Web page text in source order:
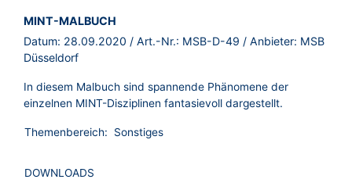
BROSCHÜRE:
MINT-MALBUCH
Datum: 28.09.2020 / Art.-Nr.: MSB-D-49 / Anbieter: MSB
Düsseldorf
In diesem Malbuch sind spannende Phänomene der
einzelnen MINT-Disziplinen fantasievoll dargestellt.
Themenbereich: Sonstiges
DOWNLOADS